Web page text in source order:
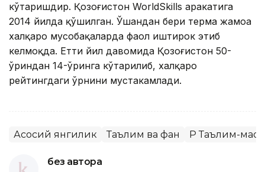
кўтаришдир. Қозоғистон WorldSkills ҳаракатига
2014 йилда қўшилган. Ўшандан бери терма жамоа
халқаро мусобақаларда фаол иштирок этиб
келмоқда. Етти йил давомида Қозоғистон 50-
ўриндан 14-ўринга кўтарилиб, халқаро
рейтингдаги ўрнини мустаҳкамлади.
Асосий янгилик Таълим ва фан ҚР Таълим-
без автора